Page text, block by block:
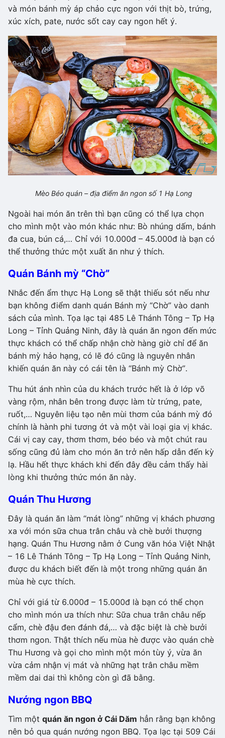
và món bánh mỳ áp chảo cực ngon với thịt bò, trứng,
xúc xích, pate, nước sốt cay cay ngon hết ý.
Mèo Béo quán – địa điểm ăn ngon số 1 Hạ Long
Ngoài hai món ăn trên thì bạn cũng có thể lựa chọn
cho mình một vào món khác như: Bò nhúng dấm, bánh
đa cua, bún cá,… Chỉ với 10.000đ – 45.000đ là bạn có
thể thưởng thức một xuất ăn như ý thích.
Quán Bánh mỳ “Chờ”
Nhắc đến ẩm thực Hạ Long sẽ thật thiếu sót nếu như
bạn không điểm danh quán Bánh mỳ “Chờ” vào danh
sách của mình. Tọa lạc tại 485 Lê Thánh Tông – Tp Hạ
Long – Tỉnh Quảng Ninh, đây là quán ăn ngon đến mức
thực khách có thể chấp nhận chờ hàng giờ chỉ để ăn
bánh mỳ hảo hạng, có lẽ đó cũng là nguyên nhân
khiến quán ăn này có cái tên là “Bánh mỳ Chờ”.
Thu hút ánh nhìn của du khách trước hết là ở lớp võ
vàng rộm, nhân bên trong được làm từ trứng, pate,
ruốt,… Nguyên liệu tạo nên mùi thơm của bánh mỳ đó
chính là hành phi tương ớt và một vài loại gia vị khác.
Cái vị cay cay, thơm thơm, béo béo và một chút rau
sống cũng đủ làm cho món ăn trở nên hấp dẫn đến kỳ
lạ. Hầu hết thực khách khi đến đây đều cảm thấy hài
lòng khi thưởng thức món ăn này.
Quán Thu Hương
Đây là quán ăn làm “mát lòng” những vị khách phương
xa với món sữa chua trân châu và chè bưởi thượng
hạng. Quán Thu Hương nằm ở Cung văn hóa Việt Nhật
– 16 Lê Thánh Tông – Tp Hạ Long – Tỉnh Quảng Ninh,
được du khách biết đến là một trong những quán ăn
mùa hè cực thích.
Chỉ với giá từ 6.000đ – 15.000đ là bạn có thể chọn
cho mình món ưa thích như: Sữa chua trân châu nếp
cẩm, chè đậu đen đánh đá,… và đặc biệt là chè bưởi
thơm ngon. Thật thích nếu mùa hè được vào quán chè
Thu Hương và gọi cho mình một món tùy ý, vừa ăn
vừa cảm nhận vị mát và những hạt trân châu mềm
mềm dai dai thì không còn gì đã bằng.
Nướng ngon BBQ
Tìm một quán ăn ngon ở Cái Dăm hẳn rằng bạn không
nên bỏ qua quán nướng ngon BBQ. Tọa lạc tại 509 Cái